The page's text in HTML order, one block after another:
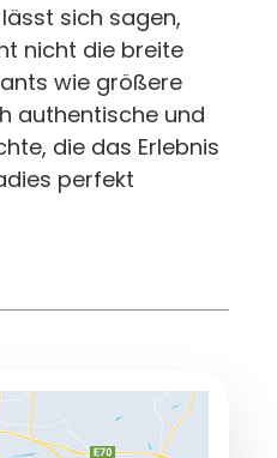
sich sagen,
nicht die breite
wie größere
authentische und
die das Erlebnis
perfekt